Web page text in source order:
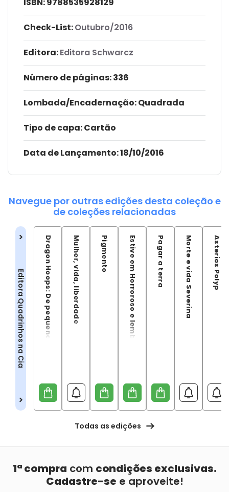
Check-List:Outubro/2016
Editora:Editora Schwarcz
Número de páginas: 336
Lombada/Encadernação: Quadrada
Tipo de capa:Cartão
Data de Lançamento:18/10/2016
Navegue por outras edições desta coleção e
de coleções relacionadas
Editora Quadrinhos na CiaDragon Hoops: De pequenos passos a grandes saltos Mulher, vida, liberdade Pigmento Estive em Horroroso e lembrei de você Pagar a terra Morte e vida Severina Asterios Polyp
Todas as edições